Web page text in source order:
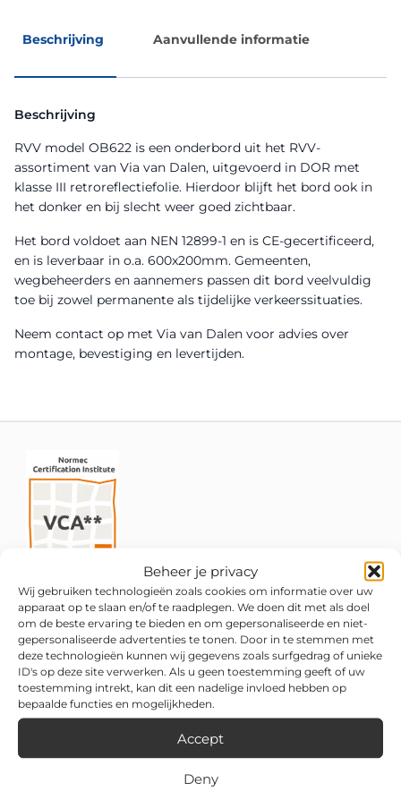
Beheer je privacy
Wij gebruiken technologieën zoals cookies om informatie over uw
apparaat op te slaan en/of te raadplegen. We doen dit met als doel
om de beste ervaring te bieden en om gepersonaliseerde en niet-
gepersonaliseerde advertenties te tonen. Door in te stemmen met
deze technologieën kunnen wij gegevens zoals surfgedrag of unieke
ID's op deze site verwerken. Als u geen toestemming geeft of uw
toestemming intrekt, kan dit een nadelige invloed hebben op
bepaalde functies en mogelijkheden.
Accept
Deny
Beschrijving Aanvullende informatie
Beschrijving
RVV model OB622 is een onderbord uit het RVV-
assortiment van Via van Dalen, uitgevoerd in DOR met
klasse III retroreflectiefolie. Hierdoor blijft het bord ook in
het donker en bij slecht weer goed zichtbaar.
Het bord voldoet aan NEN 12899-1 en is CE-gecertificeerd,
en is leverbaar in o.a. 600x200mm. Gemeenten,
wegbeheerders en aannemers passen dit bord veelvuldig
toe bij zowel permanente als tijdelijke verkeerssituaties.
Neem contact op met Via van Dalen voor advies over
montage, bevestiging en levertijden.